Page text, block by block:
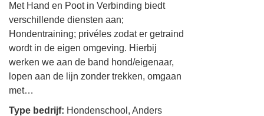
Met Hand en Poot in Verbinding biedt
verschillende diensten aan;
Hondentraining; privéles zodat er getraind
wordt in de eigen omgeving. Hierbij
werken we aan de band hond/eigenaar,
lopen aan de lijn zonder trekken, omgaan
met…
Type bedrijf: Hondenschool, Anders